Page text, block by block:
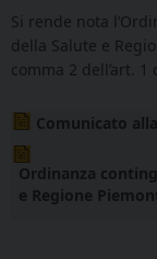
Si rende nota
della Salute e
comma 2 dell’art.
Comunicato
Ordinanza
e Regione